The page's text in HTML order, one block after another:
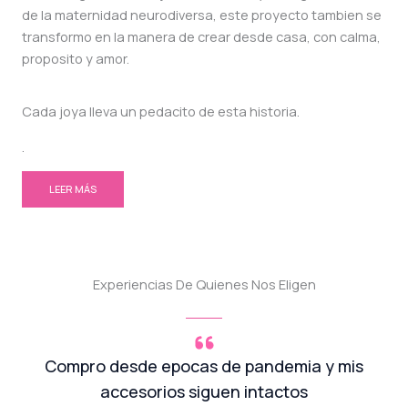
de la maternidad neurodiversa, este proyecto tambien se
transformo en la manera de crear desde casa, con calma,
proposito y amor.
Cada joya lleva un pedacito de esta historia.
.
LEER MÁS
Experiencias De Quienes Nos Eligen
Compro desde epocas de pandemia y mis
accesorios siguen intactos